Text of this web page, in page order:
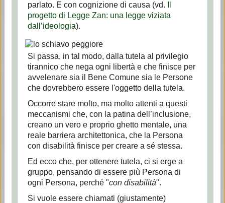
parlato. E con cognizione di causa (vd.
progetto di Legge Zan: una legge viziata
dall’ideologia).
Si passa, in tal modo, dalla tutela al privilegio
tirannico che nega ogni libertà e che finisce per
avvelenare sia il Bene Comune sia le Persone
che dovrebbero essere l'oggetto della tutela.
Occorre stare molto, ma molto attenti a questi
meccanismi che, con la patina dell’inclusione,
creano un vero e proprio ghetto mentale, una
reale barriera architettonica, che la Persona
con disabilità finisce per creare a sé stessa.
Ed ecco che, per ottenere tutela, ci si erge a
gruppo, pensando di essere più Persona di
ogni Persona, perché "con disabilità".
Si vuole essere chiamati (giustamente)